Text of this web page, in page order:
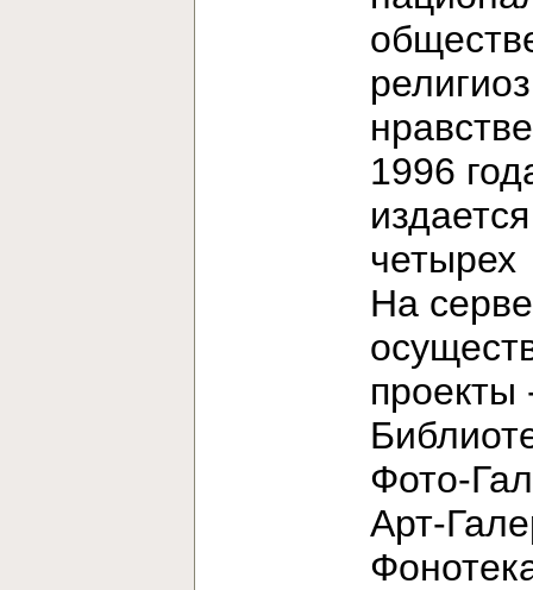
1996
На
проекты
Фото-
Арт-